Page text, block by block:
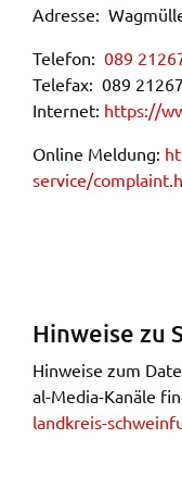
Adres­se:
Tele­fon: 089
Tele­fax: 089
Inter­net: https://​
Online Meldung:
service/​
Hinwei­se zu
Hinwei­se zum
al-Media-Kanä­le
landkreis-​